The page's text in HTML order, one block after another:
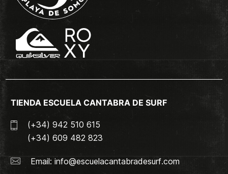
TIENDA ESCUELA CANTABRA DE SURF
(+34) 942 510 615
(+34) 609 482 823
Email: info@escuelacantabradesurf.com